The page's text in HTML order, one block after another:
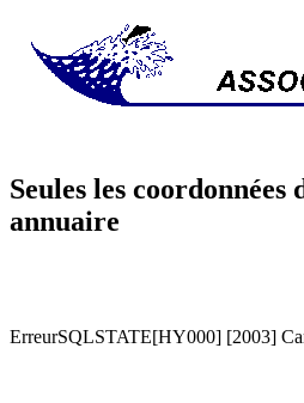
Seules les
annuaire
ErreurSQLSTATE[HY000] [2003]